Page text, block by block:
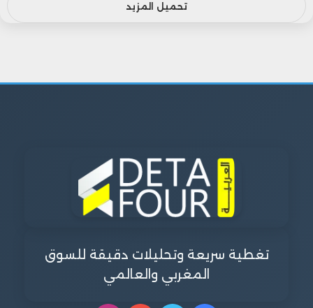
تحميل المزيد
تغطية سريعة وتحليلات دقيقة للسوق
المغربي والعالمي